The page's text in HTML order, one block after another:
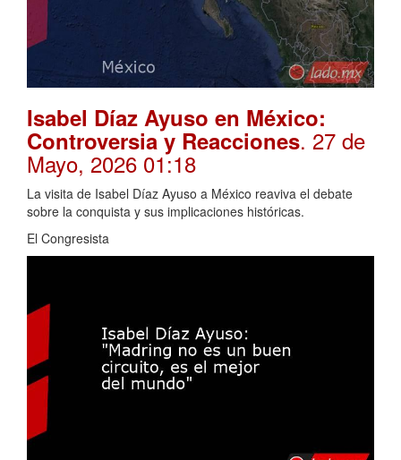
Isabel Díaz Ayuso en México:
Controversia y Reacciones. 27 de
Mayo, 2026 01:18
La visita de Isabel Díaz Ayuso a México reaviva el debate
sobre la conquista y sus implicaciones históricas.
El Congresista